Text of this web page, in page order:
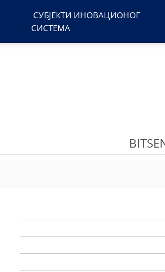
СУБЈЕКТИ ИНОВАЦИОНОГ
СИСТЕМА